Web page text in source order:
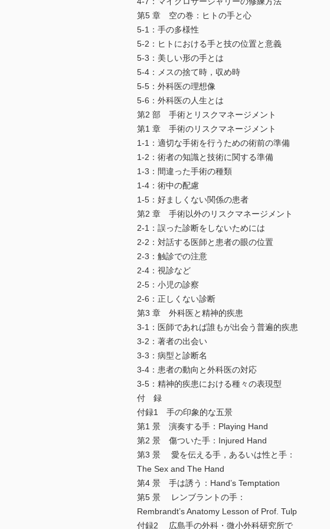
第5 章 空の巻：ヒトの手と心
5-1：手の多様性
5-2：ヒトにおける手と技の位置と意義
5-3：美しい形の手とは
5-4：メスの捨て時，収め時
5-5：外科医の理想像
5-6：外科医の人生とは
第2 部 手術とリスクマネージメント
第1 章 手術のリスクマネージメント
1-1：適切な手術を行うための術前の準備
1-2：術者の知識と技術に関する準備
1-3：間違った手術の種類
1-4：術中の配慮
1-5：好ましくない関係の患者
第2 章 手術以外のリスクマネージメント
2-1：誤った診断をしないためには
2-2：対話する医師と患者の眼の位置
2-3：触診での注意
2-4：視診など
2-5：小児の診察
2-6：正しくない診断
第3 章 外科医と精神的疾患
3-1：医師であれば誰もが出会う普遍的疾患
3-2：著者の出会い
3-3：病型と診断名
3-4：患者の動向と外科医の対応
3-5：精神的疾患における種々の表現型
付 録
付録1 手の印象的な五景
第1 景 演奏する手：Playing Hand
第2 景 傷ついた手：Injured Hand
第3 景 愛を伝える手，あるいは性と手：
The Sex and The Hand
第4 景 手は誘う：Hand’s Temptation
第5 景 レンブラントの手：
Rembrandt’s Anatomy Lesson of Prof. Tulp
付録2 広島手の外科・微小外科研究所で